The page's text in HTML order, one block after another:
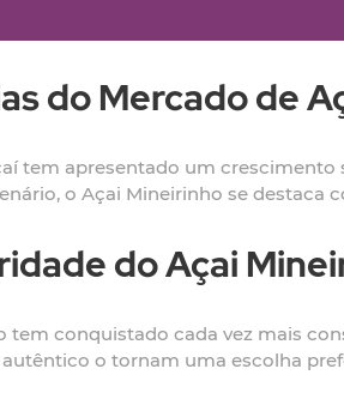
do Mercado de
tem apresentado um
o Açai Mineirinho se
do Açai
tem conquistado cada vez mais
o tornam uma escolha